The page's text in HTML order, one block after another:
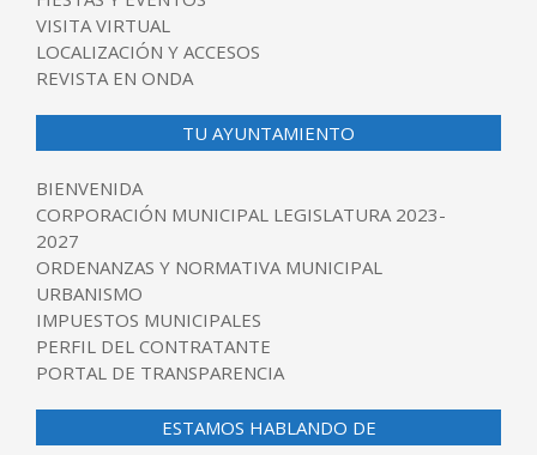
VISITA VIRTUAL
LOCALIZACIÓN Y ACCESOS
REVISTA EN ONDA
TU AYUNTAMIENTO
BIENVENIDA
CORPORACIÓN MUNICIPAL LEGISLATURA 2023-
2027
ORDENANZAS Y NORMATIVA MUNICIPAL
URBANISMO
IMPUESTOS MUNICIPALES
PERFIL DEL CONTRATANTE
PORTAL DE TRANSPARENCIA
ESTAMOS HABLANDO DE